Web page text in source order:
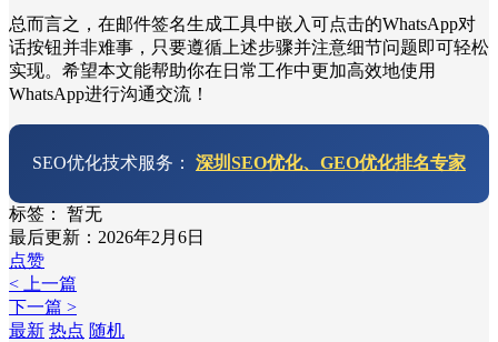
总而言之，在邮件签名生成工具中嵌入可点击的WhatsApp对
话按钮并非难事，只要遵循上述步骤并注意细节问题即可轻松
实现。希望本文能帮助你在日常工作中更加高效地使用
WhatsApp进行沟通交流！
SEO优化技术服务： 深圳SEO优化、GEO优化排名专家
标签：
暂无
最后更新：2026年2月6日
点赞
< 上一篇
下一篇 >
最新 热点 随机